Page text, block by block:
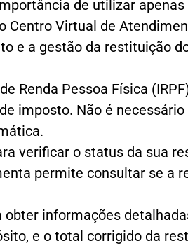
de utilizar
Centro Virtual de
e a gestão da restituição
Renda Pessoa Física
imposto. Não é
verificar o status da sua
permite consultar se
informações
e o total corrigido da